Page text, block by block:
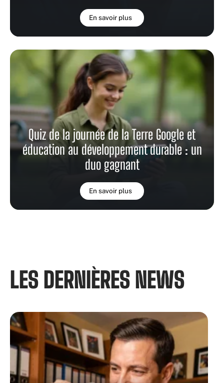
En savoir plus
Quiz de la journée de la Terre Google et
éducation au développement durable : un
duo gagnant
En savoir plus
LES DERNIÈRES NEWS​